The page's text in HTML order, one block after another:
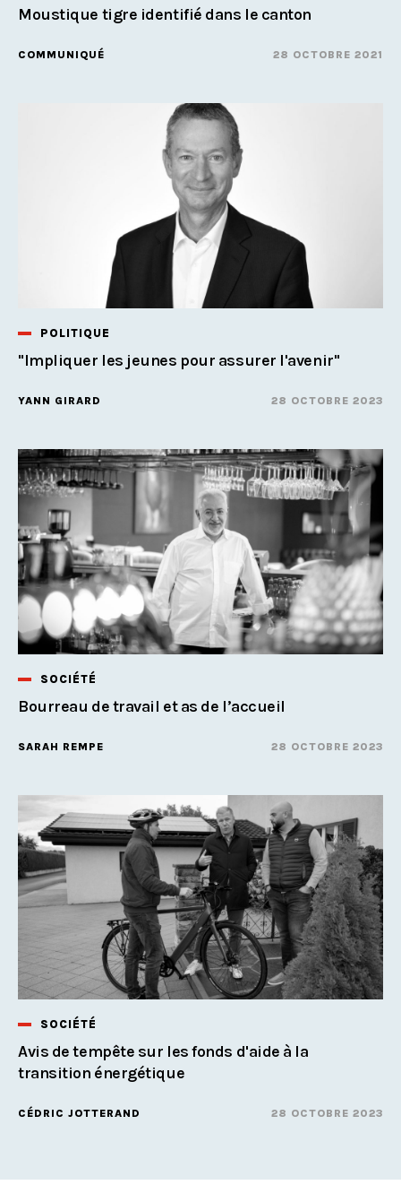
Moustique tigre identifié dans le canton
COMMUNIQUÉ 28 OCTOBRE 2021
POLITIQUE
"Impliquer les jeunes pour assurer l'avenir"
YANN GIRARD 28 OCTOBRE 2023
SOCIÉTÉ
Bourreau de travail et as de l’accueil
SARAH REMPE 28 OCTOBRE 2023
SOCIÉTÉ
Avis de tempête sur les fonds d'aide à la
transition énergétique
CÉDRIC JOTTERAND 28 OCTOBRE 2023